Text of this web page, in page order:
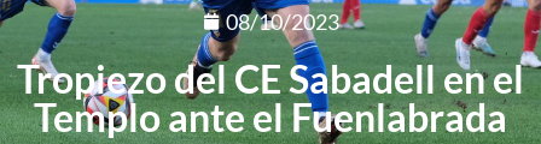
08/10/2023
Tropiezo del CE Sabadell en el
Templo ante el Fuenlabrada